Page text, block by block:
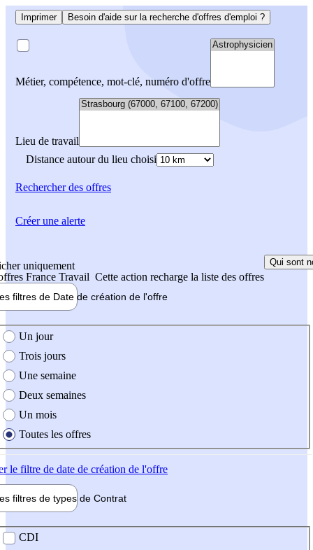
Imprimer Besoin d'aide sur la recherche d'offres d'emploi ?
Métier, compétence, mot-clé, numéro d'offre
Lieu de travail
Distance autour du lieu choisi
Rechercherdes offres
uniquement
France Travail Cette action recharge la liste des offres
Qui sont
filtres de Date de création de l'offre
création de l'offre
Un jour
Trois jours
Une semaine
Deux semaines
Un mois
Toutes les offres
le filtre de date de création de l'offre
filtres de types de Contrat
contrat
CDI
Créer une alerte